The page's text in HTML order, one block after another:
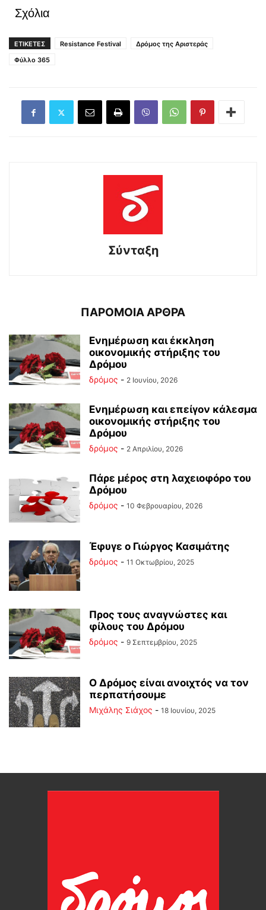
Σχόλια
ΕΤΙΚΕΤΕΣ Resistance Festival
Δρόμος της Αριστεράς
Φύλλο 365
Σύνταξη
ΠΑΡΟΜΟΙΑ ΑΡΘΡΑ
Ενημέρωση και έκκληση
οικονομικής στήριξης του
Δρόμου
δρόμος - 2 Ιουνίου, 2026
Ενημέρωση και επείγον κάλεσμα
οικονομικής στήριξης του
Δρόμου
δρόμος - 2 Απριλίου, 2026
Πάρε μέρος στη λαχειοφόρο του
Δρόμου
δρόμος - 10 Φεβρουαρίου, 2026
Έφυγε ο Γιώργος Κασιμάτης
δρόμος - 11 Οκτωβρίου, 2025
Προς τους αναγνώστες και
φίλους του Δρόμου
δρόμος - 9 Σεπτεμβρίου, 2025
Ο Δρόμος είναι ανοιχτός να τον
περπατήσουμε
Μιχάλης Σιάχος - 18 Ιουνίου, 2025